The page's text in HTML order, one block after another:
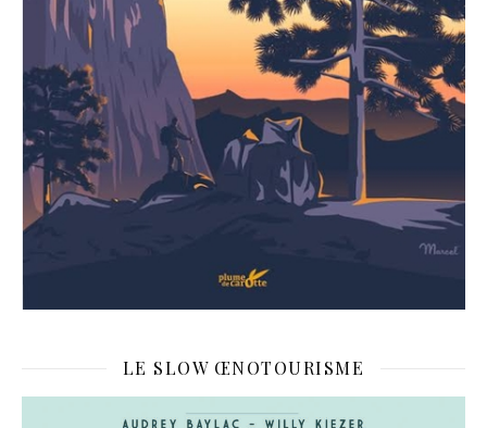
LE SLOW ŒNOTOURISME